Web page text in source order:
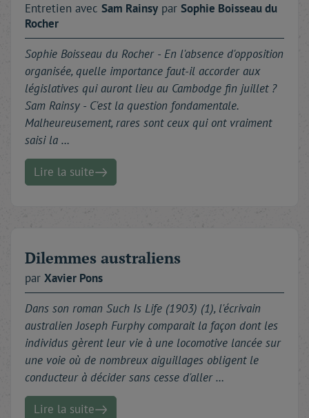
Entretien avec Sam Rainsy par Sophie Boisseau du
Rocher
Sophie Boisseau du Rocher - En l'absence d'opposition
organisée, quelle importance faut-il accorder aux
législatives qui auront lieu au Cambodge fin juillet ?
Sam Rainsy - C'est la question fondamentale.
Malheureusement, rares sont ceux qui ont vraiment
saisi la …
Lire la suite
Dilemmes australiens
par Xavier Pons
Dans son roman Such Is Life (1903) (1), l'écrivain
australien Joseph Furphy comparait la façon dont les
individus gèrent leur vie à une locomotive lancée sur
une voie où de nombreux aiguillages obligent le
conducteur à décider sans cesse d'aller …
Lire la suite